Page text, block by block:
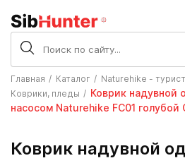
Главная Каталог
Naturehike -
Коврики, пледы
Коврик надувной
насосом Naturehike FC01 голубой
Коврик надувной